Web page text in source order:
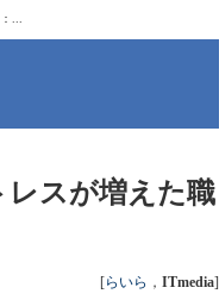
...
スが増えた職
[らいら ， ITmedia]